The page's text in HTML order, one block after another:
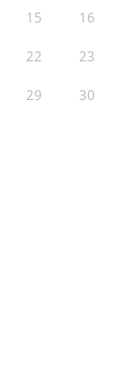
15 16
22 23
29 30